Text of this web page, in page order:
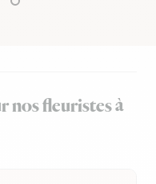
nos fleuristes à